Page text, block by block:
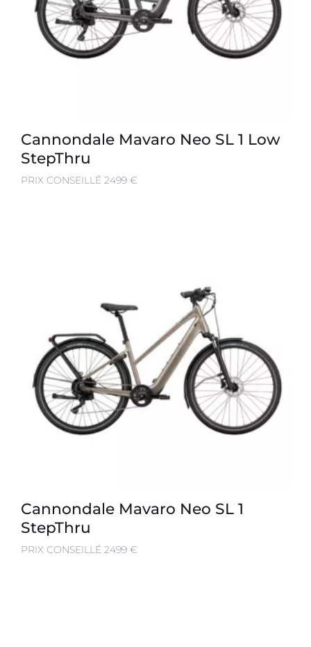
Cannondale Mavaro Neo SL 1 Low
StepThru
PRIX CONSEILLÉ 2499 €
Cannondale Mavaro Neo SL 1
StepThru
PRIX CONSEILLÉ 2499 €